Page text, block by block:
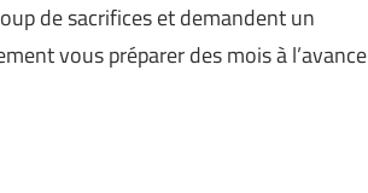
de sacrifices et demandent un
vous préparer des mois à l’avance